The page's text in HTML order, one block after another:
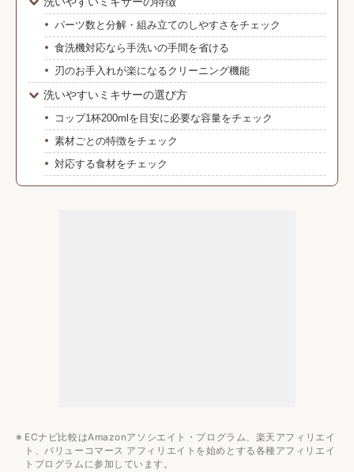
パーツ数と分解・組み立てのしやすさをチェック
食洗機対応なら手洗いの手間を省ける
刃のお手入れが楽になるクリーニング機能
洗いやすいミキサーの選び方
コップ1杯200mlを目安に必要な容量をチェック
素材ごとの特徴をチェック
対応する食材をチェック
安全機能をチェック
ECナビ比較はAmazonアソシエイト・プログラム、楽天アフィリエイ
ト、バリューコマース アフィリエイトを始めとする各種アフィリエイ
トプログラムに参加しています。